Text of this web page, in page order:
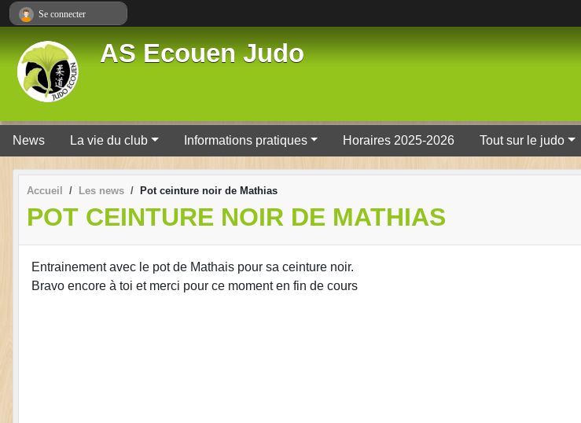
AS Ecouen Judo
News La vie du club Informations pratiques Horaires 2025-2026 Tout sur le judo
Accueil Les news Pot ceinture noir de Mathias
POT CEINTURE NOIR DE MATHIAS
Entrainement avec le pot de Mathais pour sa ceinture noir.
Bravo encore à toi et merci pour ce moment en fin de cours
Se connecter
Panneau de gestion des cookies